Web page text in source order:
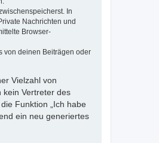
In
Nachrichten und
Browser-
von deinen Beiträgen oder
Vielzahl von
kein Vertreter des
Funktion „Ich habe
ein neu generiertes